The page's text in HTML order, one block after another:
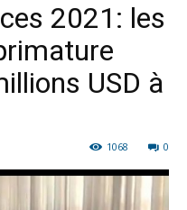
2021: les
USD à
0
1068